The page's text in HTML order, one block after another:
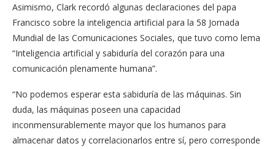
Asimismo, Clark recordó algunas declaraciones del papa
Francisco sobre la inteligencia artificial para la 58 Jornada
Mundial de las Comunicaciones Sociales, que tuvo como lema
“Inteligencia artificial y sabiduría del corazón para una
comunicación plenamente humana”.
“No podemos esperar esta sabiduría de las máquinas. Sin
duda, las máquinas poseen una capacidad
inconmensurablemente mayor que los humanos para
almacenar datos y correlacionarlos entre sí, pero corresponde